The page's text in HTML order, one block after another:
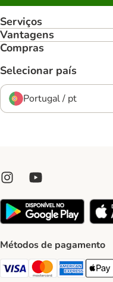
Serviços
Vantagens
Compras
Selecionar país
Portugal / pt
Métodos de pagamento
Visa Payment Method
Mastercard Payment
AmericanApple